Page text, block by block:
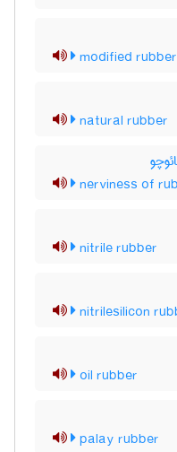
modified rubber
natural rubber
nerviness of
nitrile rubber
nitrilesilicon
oil rubber
palay rubber